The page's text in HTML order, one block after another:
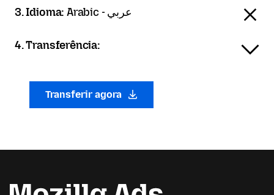
3. Idioma: Arabic - عربي
4. Transferência:
Transferir agora